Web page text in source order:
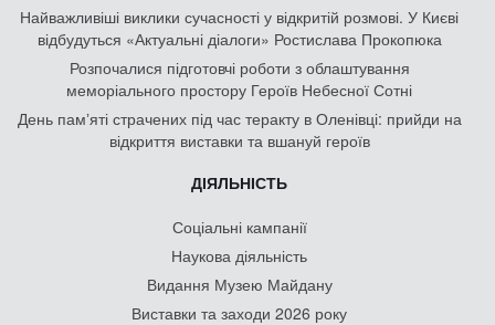
Найважливіші виклики сучасності у відкритій розмові. У Києві
відбудуться «Актуальні діалоги» Ростислава Прокопюка
Розпочалися підготовчі роботи з облаштування
меморіального простору Героїв Небесної Сотні
День памʼяті страчених під час теракту в Оленівці: прийди на
відкриття виставки та вшануй героїв
ДІЯЛЬНІСТЬ
Соціальні кампанії
Наукова діяльність
Видання Музею Майдану
Виставки та заходи 2026 року